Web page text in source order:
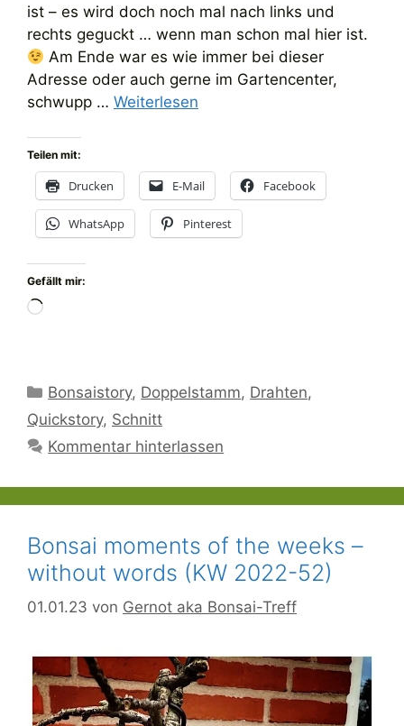
ist – es wird doch noch mal nach links und
rechts geguckt … wenn man schon mal hier ist.
Am Ende war es wie immer bei dieser
Adresse oder auch gerne im Gartencenter,
schwupp … Weiterlesen
Teilen mit:
Drucken E-Mail Facebook
WhatsApp Pinterest
Gefällt mir:
Wird
Kategorien
Bonsaistory, Doppelstamm, Drahten,
Quickstory, Schnitt
Kommentar hinterlassen
Bonsai moments of the weeks –
without words (KW 2022-52)
01.01.23 von Gernot aka Bonsai-Treff